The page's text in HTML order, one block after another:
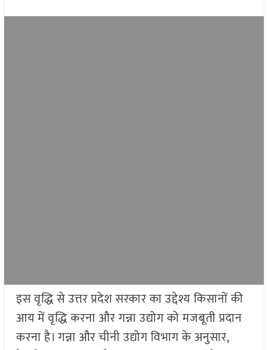
इस वृद्धि से उत्तर प्रदेश सरकार का उद्देश्य किसानों की
आय में वृद्धि करना और गन्ना उद्योग को मजबूती प्रदान
करना है। गन्ना और चीनी उद्योग विभाग के अनुसार,